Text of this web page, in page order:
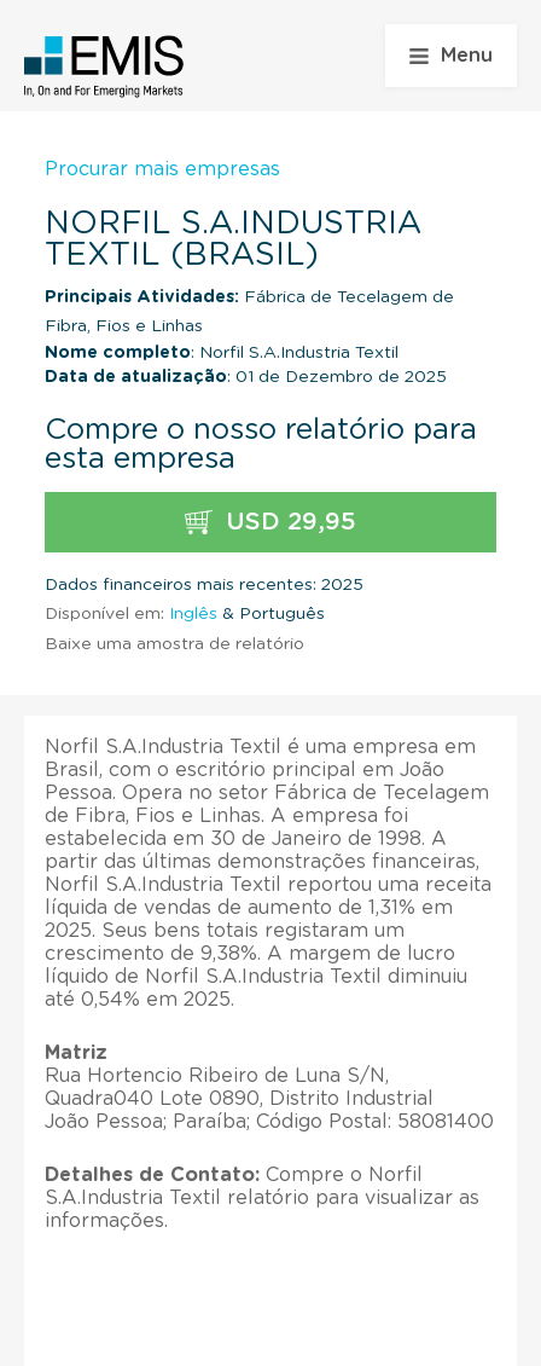
Menu
Procurar mais empresas
NORFIL S.A.INDUSTRIA
TEXTIL (BRASIL)
Principais Atividades: Fábrica de Tecelagem de
Fibra, Fios e Linhas
Nome completo: Norfil S.A.Industria Textil
Data de atualização: 01 de Dezembro de 2025
Compre o nosso relatório para
esta empresa
USD 29,95
Dados financeiros mais recentes: 2025
Disponível em: Inglês & Português
Baixe uma amostra de relatório
Norfil S.A.Industria Textil é uma empresa em
Brasil, com o escritório principal em João
Pessoa. Opera no setor Fábrica de Tecelagem
de Fibra, Fios e Linhas. A empresa foi
estabelecida em 30 de Janeiro de 1998. A
partir das últimas demonstrações financeiras,
Norfil S.A.Industria Textil reportou uma receita
líquida de vendas de aumento de 1,31% em
2025. Seus bens totais registaram um
crescimento de 9,38%. A margem de lucro
líquido de Norfil S.A.Industria Textil diminuiu
até 0,54% em 2025.
Matriz
Rua Hortencio Ribeiro de Luna S/N,
Quadra040 Lote 0890, Distrito Industrial
João Pessoa; Paraíba; Código Postal: 58081400
Detalhes de Contato: Compre o Norfil
S.A.Industria Textil relatório para visualizar as
informações.